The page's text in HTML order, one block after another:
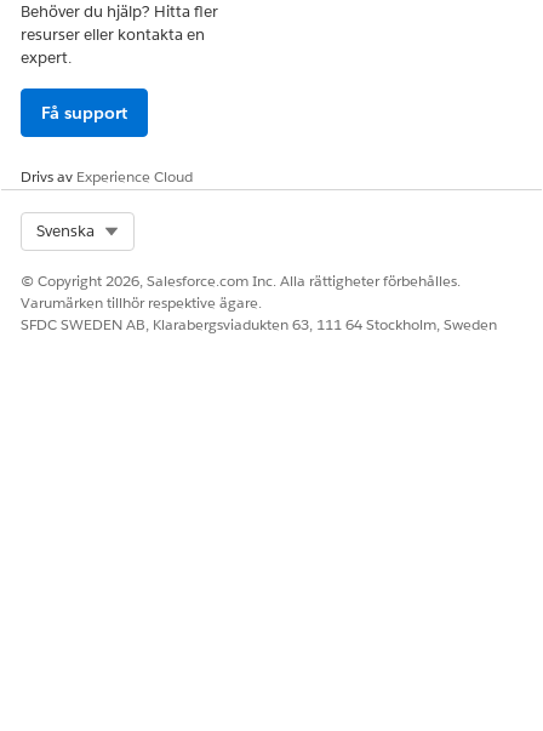
Behöver du hjälp? Hitta fler
resurser eller kontakta en
expert.
Få support
Drivs av Experience Cloud
Svenska
© Copyright 2026, Salesforce.com Inc. Alla rättigheter förbehålles.
Varumärken tillhör respektive ägare.
SFDC SWEDEN AB, Klarabergsviadukten 63, 111 64 Stockholm, Sweden